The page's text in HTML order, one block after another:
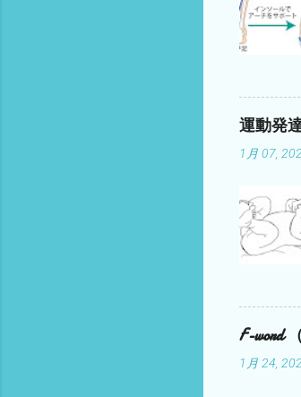
運動発
1月 07,
F-word
1月 24,